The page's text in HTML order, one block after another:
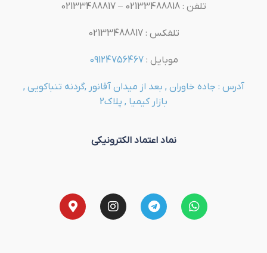
تلفن : 02133488818 – 02133488817
تلفکس : 02133488817
موبایل :09124756467
آدرس : جاده خاوران , بعد از میدان آقانور ,گردنه تنباکویی ,
بازار کیمیا , پلاک2
نماد اعتماد الکترونیکی